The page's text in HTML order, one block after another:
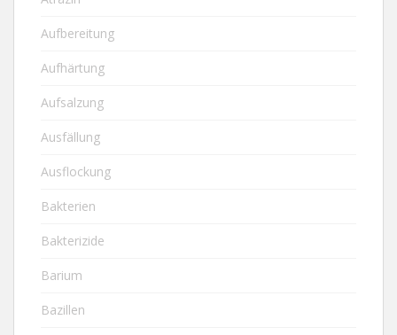
Aufbereitung
Aufhärtung
Aufsalzung
Ausfällung
Ausflockung
Bakterien
Bakterizide
Barium
Bazillen